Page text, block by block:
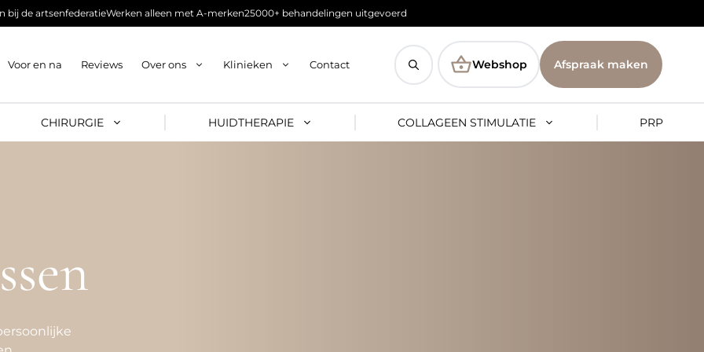
bij de artsenfederatieWerken alleen met A-merken25000+ behandelingen uitgevoerd
Voor en na Reviews Over ons Klinieken Contact Webshop Afspraak maken
CHIRURGIE HUIDTHERAPIE COLLAGEEN STIMULATIE PRP